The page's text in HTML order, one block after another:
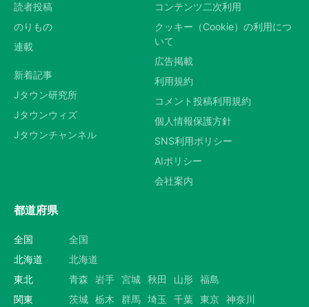
読者投稿
のりもの
連載
新着記事
Jタウン研究所
Jタウンウィズ
Jタウンチャンネル
コンテンツ二次利用
クッキー（Cookie）の利用につ
いて
広告掲載
利用規約
コメント投稿利用規約
個人情報保護方針
SNS利用ポリシー
AIポリシー
会社案内
都道府県
全国
全国
北海道
北海道
東北
青森 岩手 宮城 秋田 山形 福島
関東
茨城 栃木 群馬 埼玉 千葉 東京 神奈川